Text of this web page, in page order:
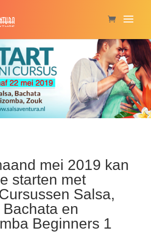
mei 2019 kan
starten met
Salsa,
Bachata en
Beginners 1